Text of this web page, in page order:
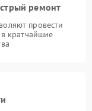
ремонт
провести
в кратчайшие